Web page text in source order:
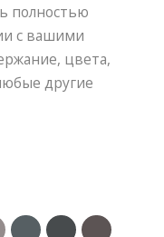
полностью
с вашими
цвета,
другие